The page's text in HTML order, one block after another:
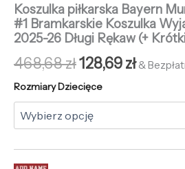
Koszulka piłkarska Bayern
#1 Bramkarskie Koszulka
2025-26 Długi Rękaw (+
468,68zł128,69zł &
Rozmiary Dziecięce